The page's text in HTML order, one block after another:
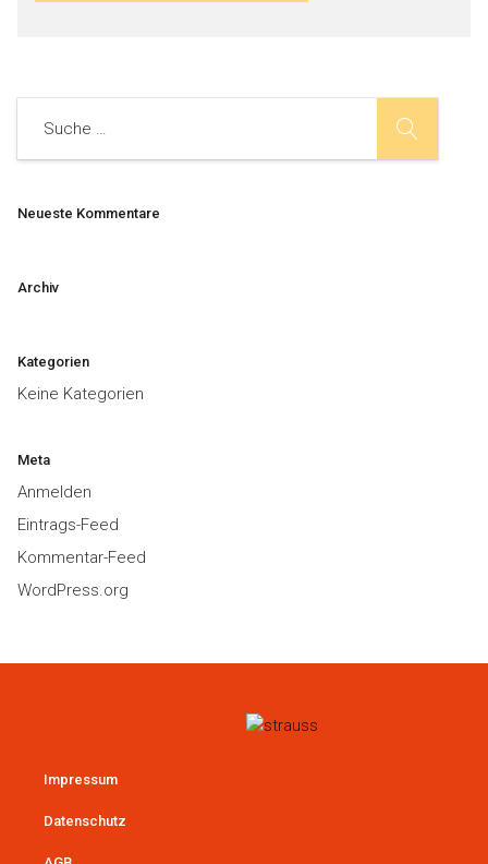
Neueste Kommentare
Archiv
Kategorien
Keine Kategorien
Meta
Anmelden
Eintrags-Feed
Kommentar-Feed
WordPress.org
Impressum
Datenschutz